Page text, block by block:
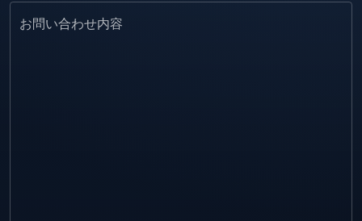
お問い合わせ内容